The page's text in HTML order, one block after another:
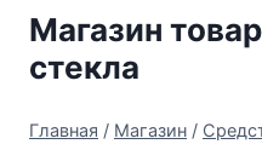
Перейти
содержимому
Магазин
стекла
Главная / Магазин /